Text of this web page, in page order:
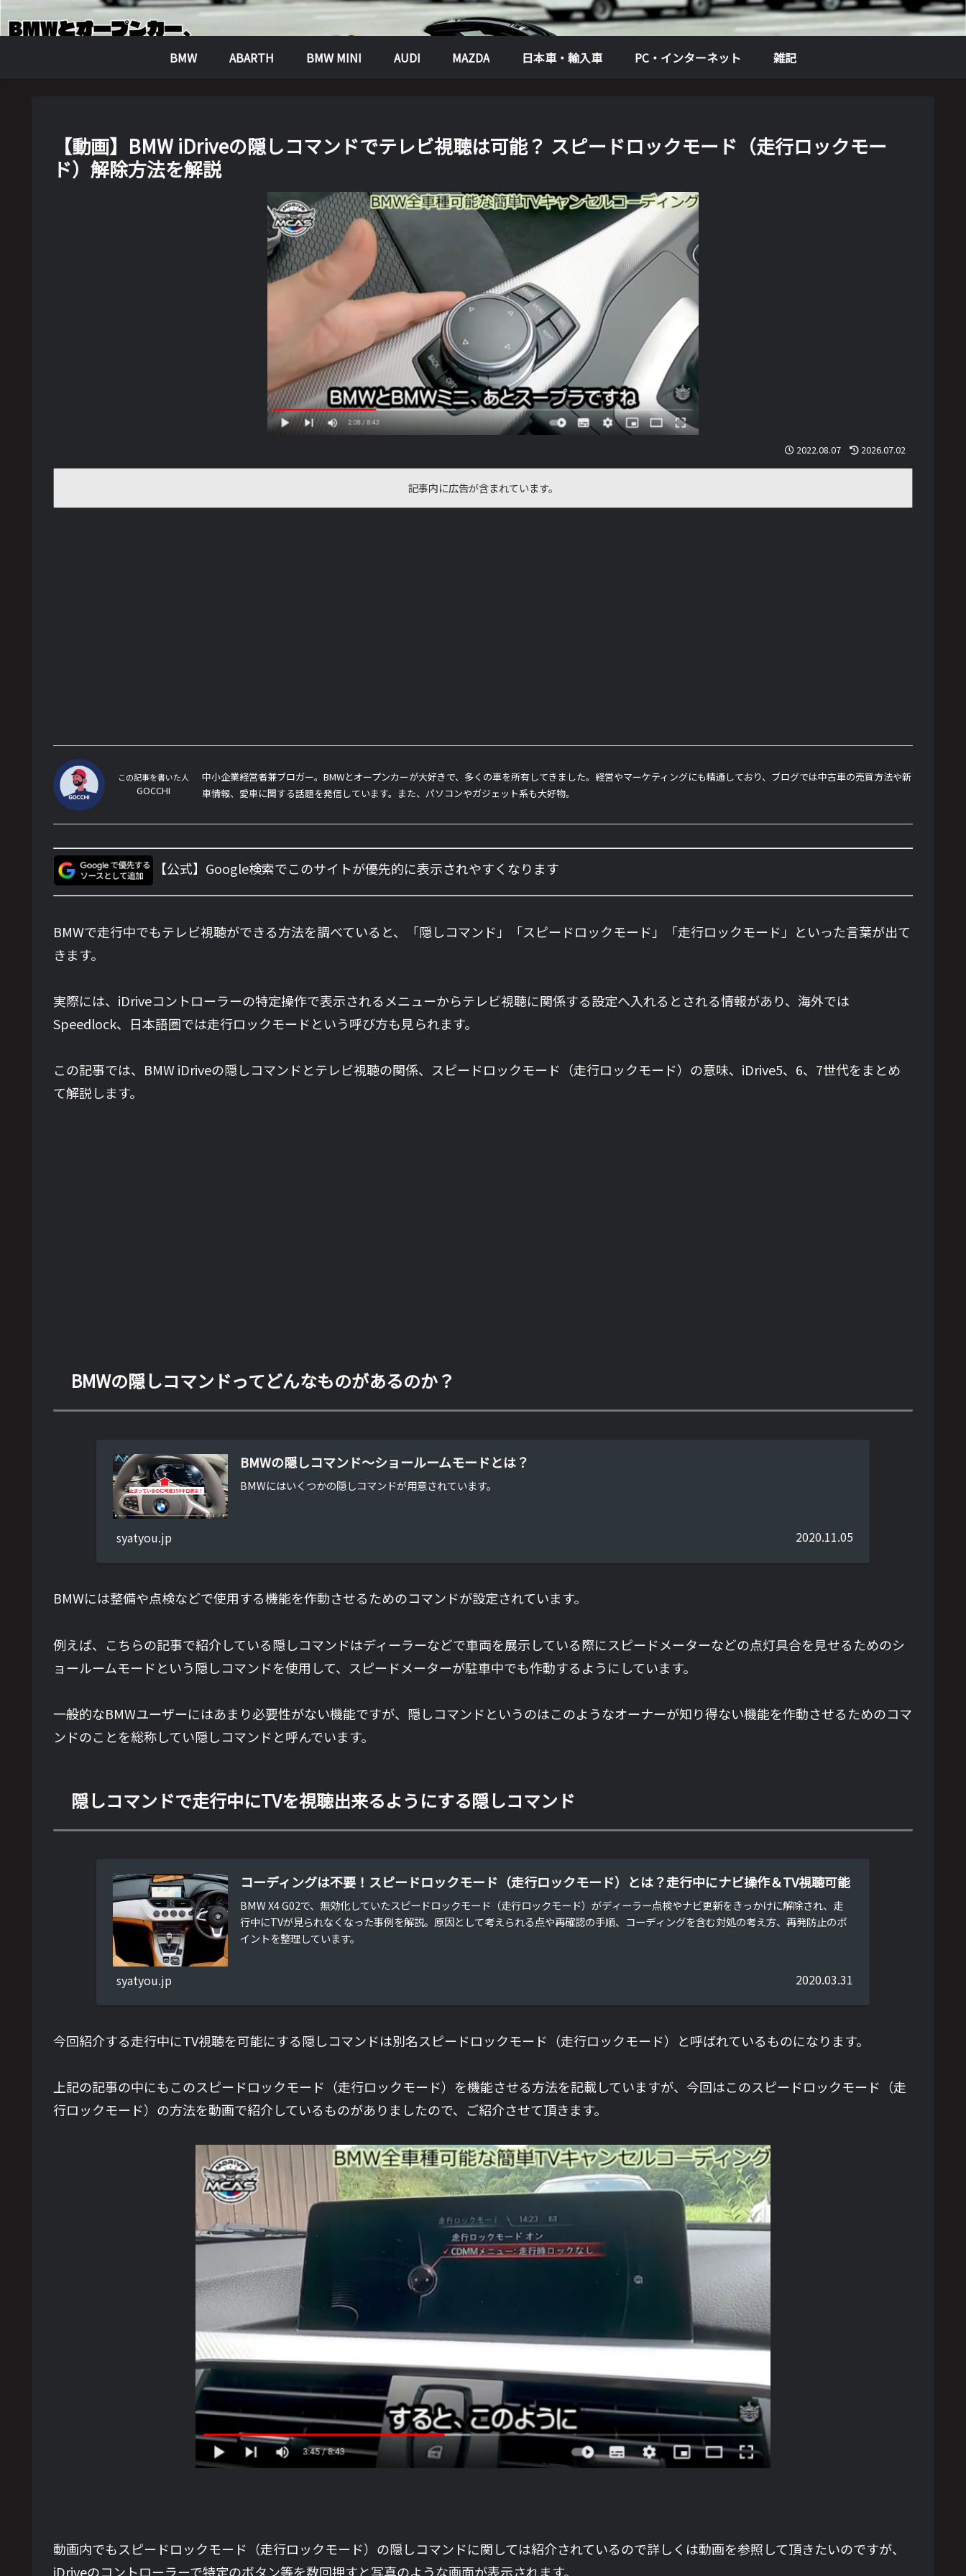
BMW ABARTH BMW MINI AUDI MAZDA 日本車・輸入車 PC・インターネット 雑記
【動画】BMW iDriveの隠しコマンドでテレビ視聴は可能？ スピードロックモード（走行ロックモー
ド）解除方法を解説
2022.08.07 2026.07.02
記事内に広告が含まれています。
この記事を書いた人
GOCCHI
中小企業経営者兼ブロガー。BMWとオープンカーが大好きで、多くの車を所有してきました。経営やマーケティングにも精通しており、ブログでは中古車の売買方法や新
車情報、愛車に関する話題を発信しています。また、パソコンやガジェット系も大好物。
【公式】Google検索でこのサイトが優先的に表示されやすくなります
BMWで走行中でもテレビ視聴ができる方法を調べていると、「隠しコマンド」「スピードロックモード」「走行ロックモード」といった言葉が出て
きます。
実際には、iDriveコントローラーの特定操作で表示されるメニューからテレビ視聴に関係する設定へ入れるとされる情報があり、海外では
Speedlock、日本語圏では走行ロックモードという呼び方も見られます。
この記事では、BMW iDriveの隠しコマンドとテレビ視聴の関係、スピードロックモード（走行ロックモード）の意味、iDrive5、6、7世代をまとめ
て解説します。
BMWの隠しコマンドってどんなものがあるのか？
BMWの隠しコマンド～ショールームモードとは？
BMWにはいくつかの隠しコマンドが用意されています。
syatyou.jp 2020.11.05
BMWには整備や点検などで使用する機能を作動させるためのコマンドが設定されています。
例えば、こちらの記事で紹介している隠しコマンドはディーラーなどで車両を展示している際にスピードメーターなどの点灯具合を見せるためのシ
ョールームモードという隠しコマンドを使用して、スピードメーターが駐車中でも作動するようにしています。
一般的なBMWユーザーにはあまり必要性がない機能ですが、隠しコマンドというのはこのようなオーナーが知り得ない機能を作動させるためのコマ
ンドのことを総称してい隠しコマンドと呼んでいます。
隠しコマンドで走行中にTVを視聴出来るようにする隠しコマンド
コーディングは不要！スピードロックモード（走行ロックモード）とは？走行中にナビ操作＆TV視聴可能
BMW X4 G02で、無効化していたスピードロックモード（走行ロックモード）がディーラー点検やナビ更新をきっかけに解除され、走
行中にTVが見られなくなった事例を解説。原因として考えられる点や再確認の手順、コーディングを含む対処の考え方、再発防止のポ
イントを整理しています。
syatyou.jp 2020.03.31
今回紹介する走行中にTV視聴を可能にする隠しコマンドは別名スピードロックモード（走行ロックモード）と呼ばれているものになります。
上記の記事の中にもこのスピードロックモード（走行ロックモード）を機能させる方法を記載していますが、今回はこのスピードロックモード（走
行ロックモード）の方法を動画で紹介しているものがありましたので、ご紹介させて頂きます。
動画内でもスピードロックモード（走行ロックモード）の隠しコマンドに関しては紹介されているので詳しくは動画を参照して頂きたいのですが、
iDriveのコントローラーで特定のボタン等を数回押すと写真のような画面が表示されます。